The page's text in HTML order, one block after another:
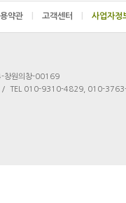
약관 고객센터
창원의창-00169
/
TEL 010-9310-4829, 010-